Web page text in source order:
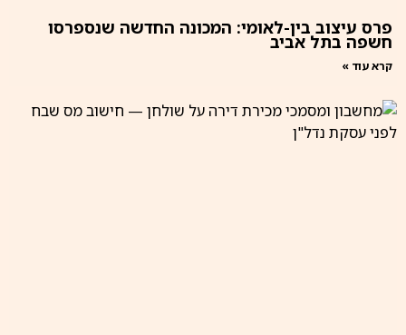
פרס עיצוב בין-לאומי: המכונה החדשה שנספרסו
חשפה בתל אביב
קרא עוד »